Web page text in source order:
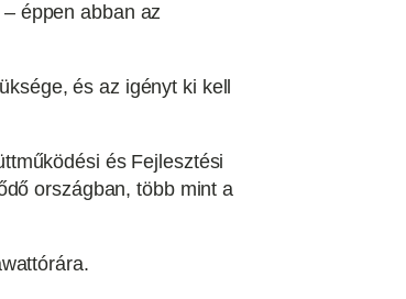
éppen abban az
és az igényt ki kell
és Fejlesztési
országban, több mint a